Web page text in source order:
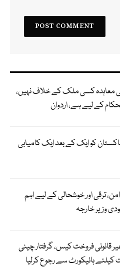
معاہدہ کسی ملک کے خلاف نہیں،
کے لیے ہے، اردوان
کو ایک کے بعد ایک کامیابی
ترقی اور خوشحالی کے لیے اہم
وزیر خارجہ
قانونی فروخت کیس، گرفتار چینی
ہائیکورٹ سے رجوع کرلیا